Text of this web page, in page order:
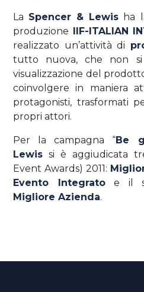
La Spencer & Lewis ha
produzione
IIF-ITALIAN
realizzato un’attività di
tutto nuova, che non
visualizzazione del
coinvolgere in maniera
protagonisti, trasformati
propri attori.
Per la campagna “Be
Lewis si è aggiudicata
Event Awards) 2011:
Evento Integratoe il
Migliore Azienda.